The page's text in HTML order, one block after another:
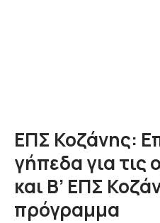
ΕΠΣ Κοζάνης:
γήπεδα για τις
και Β’ ΕΠΣ
πρόγραμμα